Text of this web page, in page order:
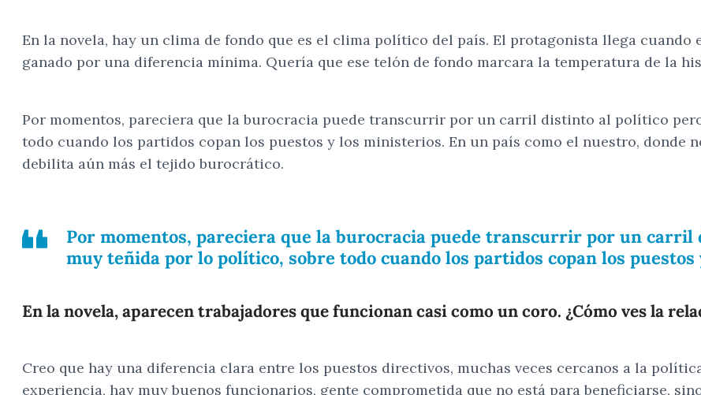
En la novela, hay un clima de fondo que es el clima político del país. El protagonista llega cuando
ganado por una diferencia mínima. Quería que ese telón de fondo marcara la temperatura de la
Por momentos, pareciera que la burocracia puede transcurrir por un carril distinto al político
todo cuando los partidos copan los puestos y los ministerios. En un país como el nuestro, donde
debilita aún más el tejido burocrático.
Por momentos, pareciera que la burocracia puede transcurrir por un
muy teñida por lo político, sobre todo cuando los partidos copan los
En la novela, aparecen trabajadores que funcionan casi como un coro. ¿Cómo ves la
Creo que hay una diferencia clara entre los puestos directivos, muchas veces cercanos a la
experiencia, hay muy buenos funcionarios, gente comprometida que no está para beneficiarse,